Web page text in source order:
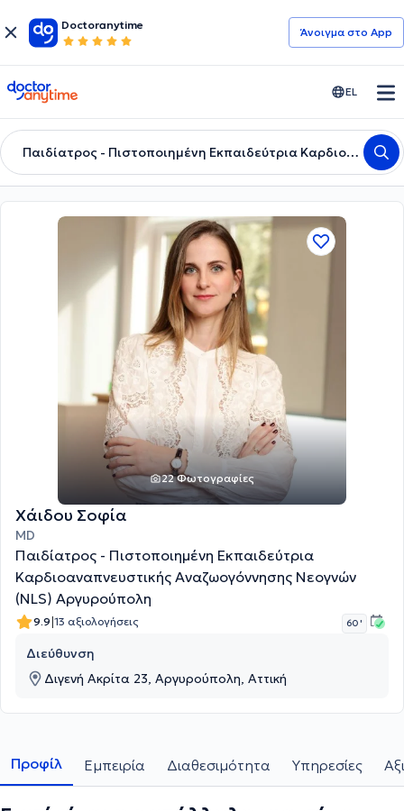
Doctoranytime
Άνοιγμα στο App
doctoranytime EL
Παιδίατρος - Πιστοποιημένη Εκπαιδεύτρια Καρδιοαναπνευστικής Αναζωογόννησης Νεογνών (NLS)
22 Φωτογραφίες
Χάιδου Σοφία
MD
Παιδίατρος - Πιστοποιημένη Εκπαιδεύτρια
Καρδιοαναπνευστικής Αναζωογόννησης Νεογνών
(NLS) Αργυρούπολη
9.9|13 αξιολογήσεις 60 '
Διεύθυνση
Διγενή Ακρίτα 23, Αργυρούπολη, Αττική
Προφίλ Εμπειρία Διαθεσιμότητα Υπηρεσίες